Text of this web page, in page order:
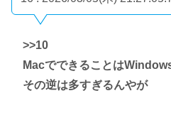
>>10
Macでできることは
その逆は多すぎるんやが